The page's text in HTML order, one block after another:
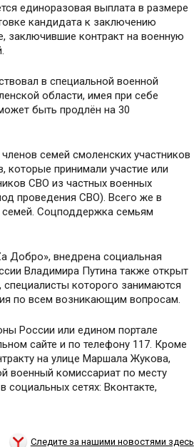
единоразовая выплата в размере
кандидата к заключению
заключившие контракт на военную
в специальной военной
области, имея при себе
быть продлён на 30
семей смоленских участников
которые принимали участие или
СВО из частных военных
проведения СВО). Всего же в
семей. Соцподдержка семьям
Добро», внедрена социальная
Владимира Путина также открыт
которого занимаются
по всем возникающим вопросам.
России или едином портале
сайте и по телефону 117. Кроме
на улице Маршала Жукова,
военный комиссариат по месту
сетях: Вконтакте,
Следите за нашими новостями здесь